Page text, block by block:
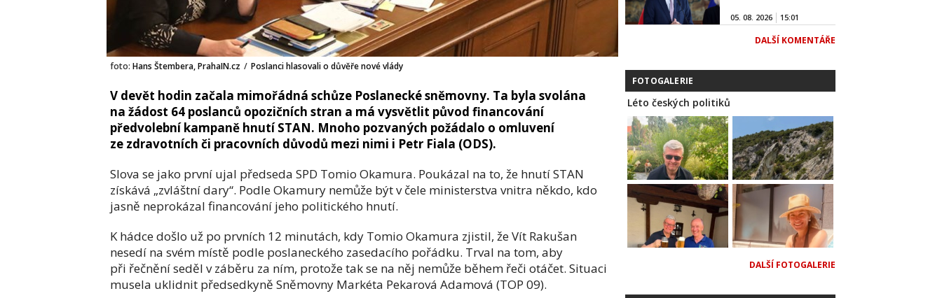
foto: Hans Štembera, PrahaIN.cz / Poslanci hlasovali o důvěře nové vlády
V devět hodin začala mimořádná schůze Poslanecké sněmovny. Ta byla svolána
na žádost 64 poslanců opozičních stran a má vysvětlit původ financování
předvolební kampaně hnutí STAN. Mnoho pozvaných požádalo o omluvení
ze zdravotních či pracovních důvodů mezi nimi i Petr Fiala (ODS).
Slova se jako první ujal předseda SPD Tomio Okamura. Poukázal na to, že hnutí STAN
získává „zvláštní dary“. Podle Okamury nemůže být v čele ministerstva vnitra někdo, kdo
jasně neprokázal financování jeho politického hnutí.
K hádce došlo už po prvních 12 minutách, kdy Tomio Okamura zjistil, že Vít Rakušan
nesedí na svém místě podle poslaneckého zasedacího pořádku. Trval na tom, aby
při řečnění seděl v záběru za ním, protože tak se na něj nemůže během řeči otáčet. Situaci
musela uklidnit předsedkyně Sněmovny Markéta Pekarová Adamová (TOP 09).
05. 08. 2026 15:01
DALŠÍ KOMENTÁŘE
FOTOGALERIE
Léto českých politiků
DALŠÍ FOTOGALERIE